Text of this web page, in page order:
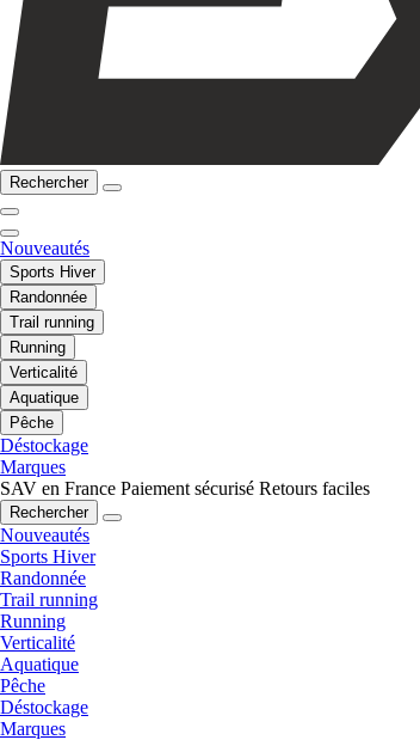
Rechercher
Nouveautés
Sports Hiver
Randonnée
Trail running
Running
Verticalité
Aquatique
Pêche
Déstockage
Marques
SAV en France Paiement sécurisé Retours faciles
Rechercher
Nouveautés
Sports Hiver
Randonnée
Trail running
Running
Verticalité
Aquatique
Pêche
Déstockage
Marques